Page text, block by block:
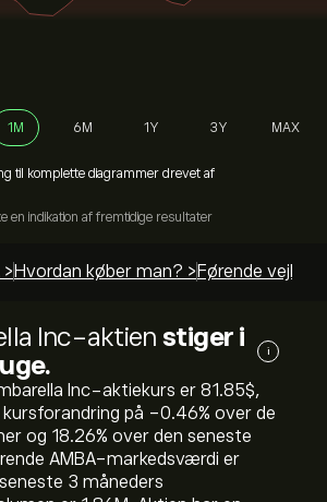
1M 6M 1Y 3Y MAX
til komplette diagrammer drevet af
en indikation af fremtidige resultater
Hvordan køber man? > Førende
Inc-aktien stiger i
i
Inc-aktiekurs er 81.85‎$‎,
kursforandring på ‎-0.46‎% over de
og ‎18.26‎% over den seneste
AMBA-markedsværdi er
3 måneders